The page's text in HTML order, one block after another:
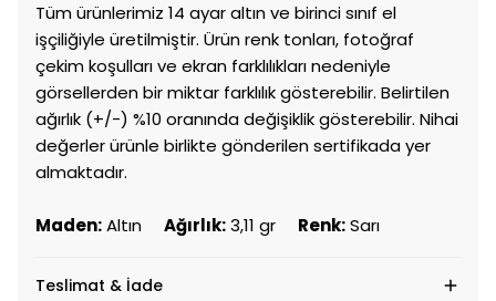
Tüm ürünlerimiz 14 ayar altın ve birinci sınıf el
işçiliğiyle üretilmiştir. Ürün renk tonları, fotoğraf
çekim koşulları ve ekran farklılıkları nedeniyle
görsellerden bir miktar farklılık gösterebilir. Belirtilen
ağırlık (+/-) %10 oranında değişiklik gösterebilir. Nihai
değerler ürünle birlikte gönderilen sertifikada yer
almaktadır.
Maden:Altın Ağırlık:3,11 gr Renk:Sarı
Teslimat & İade